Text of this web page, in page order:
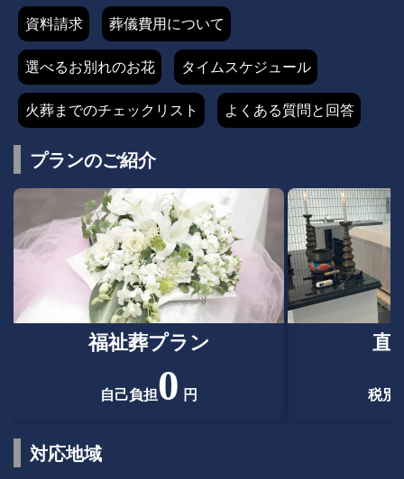
資料請求 葬儀費用について
選べるお別れのお花 タイムスケジュール
火葬までのチェックリスト よくある質問と回答
プランのご紹介
福祉葬プラン
自己負担0 円
直
税別
対応地域